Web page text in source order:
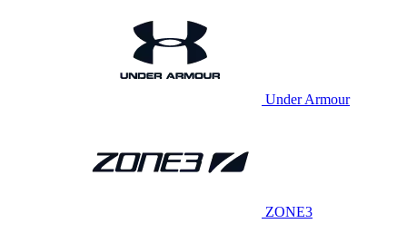
Under Armour
ZONE3